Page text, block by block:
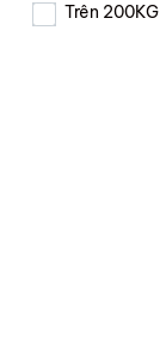
Trên 200KG